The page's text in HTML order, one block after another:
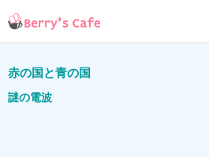
赤の国と青の国
謎の電波